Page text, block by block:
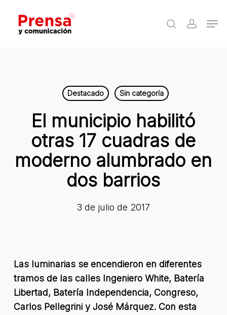
main
search
Destacado Sin categoría
El municipio habilitó
otras 17 cuadras de
moderno alumbrado en
dos barrios
3 de julio de 2017
Las luminarias se encendieron en diferentes
tramos de las calles Ingeniero White, Batería
Libertad, Batería Independencia, Congreso,
Carlos Pellegrini y José Márquez. Con esta